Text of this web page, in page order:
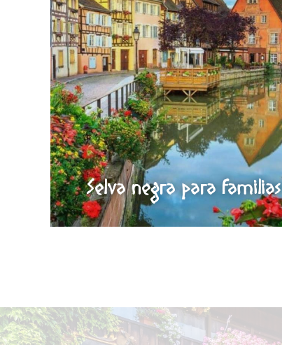
Selva negra para familias